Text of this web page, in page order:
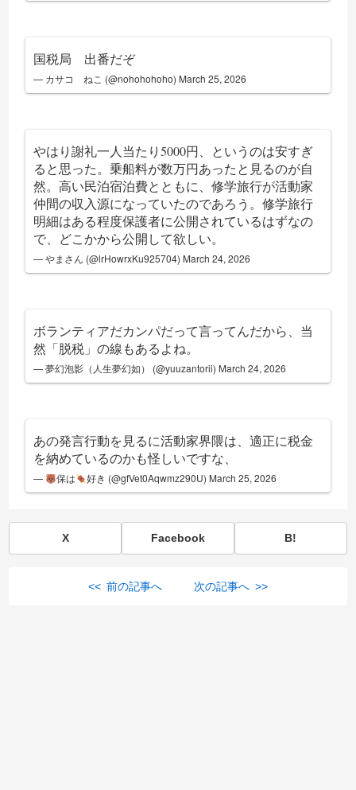
国税局 出番だぞ
— カサコ ねこ (@nohohohoho) March 25, 2026
やはり謝礼一人当たり5000円、というのは安すぎ
ると思った。乗船料が数万円あったと見るのが自
然。高い民泊宿泊費とともに、修学旅行が活動家
仲間の収入源になっていたのであろう。修学旅行
明細はある程度保護者に公開されているはずなの
で、どこかから公開して欲しい。
— やまさん (@lrHowrxKu925704) March 24, 2026
ボランティアだカンパだって言ってんだから、当
然「脱税」の線もあるよね。
— 夢幻泡影（人生夢幻如） (@yuuzantorii) March 24, 2026
あの発言行動を見るに活動家界隈は、適正に税金
を納めているのかも怪しいですな、
— 保は 好き (@gfVet0Aqwmz290U) March 25, 2026
X Facebook B!
<< 前の記事へ 次の記事へ >>